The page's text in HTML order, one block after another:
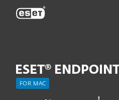
ESET®
FOR MAC
ESET